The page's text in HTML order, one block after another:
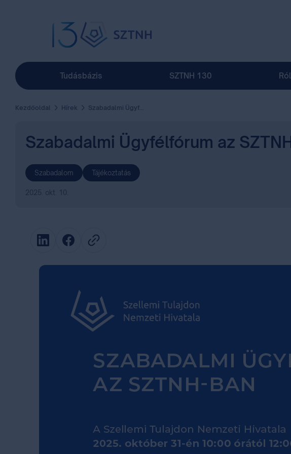
Tudásbázis SZTNH 130
Kezdőoldal Hírek Szabadalmi Ügyfélfórum az SZTNH-ban
Szabadalmi Ügyfélfórum az
Szabadalom Tájékoztatás
2025. okt. 10.